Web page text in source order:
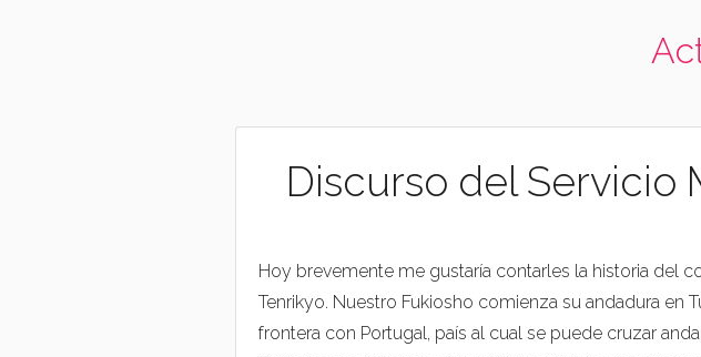
Discurso del Servicio
Hoy brevemente me gustaría contarles la historia del
Tenrikyo. Nuestro Fukiosho comienza su andadura en
frontera con Portugal, país al cual se puede cruzar